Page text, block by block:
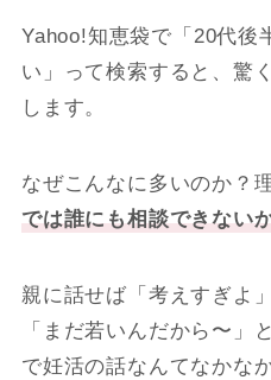
Yahoo!知恵袋で「20代後
い」って検索すると、驚
します。
なぜこんなに多いのか？
では誰にも相談できない
親に話せば「考えすぎよ
「まだ若いんだから〜」
で妊活の話なんてなかな